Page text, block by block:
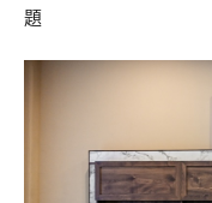
題